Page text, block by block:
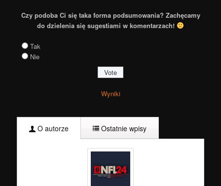
Czy podoba Ci się taka forma podsumowania? Zachęcamy
do dzielenia się sugestiami w komentarzach!
Tak
Nie
Wyniki
O autorze Ostatnie wpisy